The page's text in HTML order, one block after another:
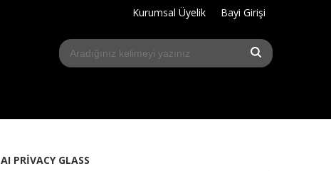
Kurumsal Üyelik Bayi Girişi
AI PRIVACY GLASS